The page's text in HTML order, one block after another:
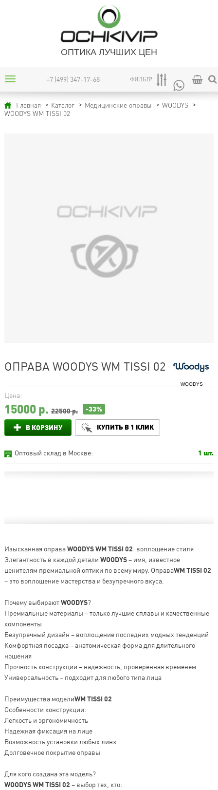
ОПТИКА ЛУЧШИХ ЦЕН
+7 (499) 347-17-68 ФИЛЬТР
Главная Каталог Медицинские оправы
WOODYS
WOODYS WM TISSI 02
WOODYS
ОПРАВА WOODYS WM TISSI 02
Цена:
15000р. 22500 р. -33%
В КОРЗИНУ КУПИТЬ В 1 КЛИК
Оптовый склад в Москве: 1 шт.
Изысканная оправаWOODYS WM TISSI 02: воплощение стиля
Элегантность в каждой детали WOODYS– имя, известное
ценителям премиальной оптики по всему миру. ОправаWM TISSI 02
– это воплощение мастерства и безупречного вкуса.
Почему выбираютWOODYS?
Премиальные материалы – только лучшие сплавы и качественные
компоненты
Безупречный дизайн – воплощение последних модных тенденций
Комфортная посадка – анатомическая форма для длительного
ношения
Прочность конструкции – надежность, проверенная временем
Универсальность – подходит для любого типа лица
Преимущества моделиWM TISSI 02
Особенности конструкции:
Легкость и эргономичность
Надежная фиксация на лице
Возможность установки любых линз
Долговечное покрытие оправы
Для кого создана эта модель?
WOODYS WM TISSI 02 – выбор тех, кто: